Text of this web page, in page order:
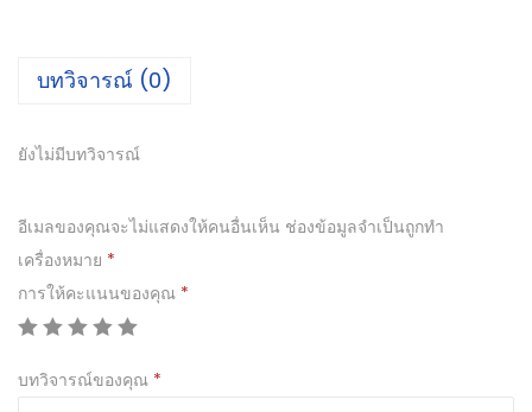
บทวิจารณ์ (0)
ยังไม่มีบทวิจารณ์
อีเมลของคุณจะไม่แสดงให้คนอื่นเห็น ช่องข้อมูลจำเป็นถูกทำ
เครื่องหมาย *
การให้คะแนนของคุณ *
บทวิจารณ์ของคุณ *